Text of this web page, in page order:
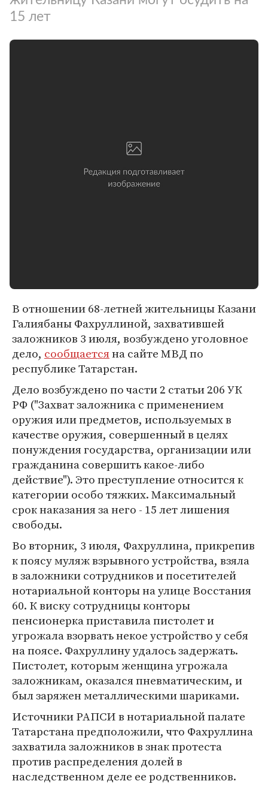
15 лет
В отношении 68-летней жительницы Казани
Галиябаны Фахруллиной, захватившей
заложников 3 июля, возбуждено уголовное
дело, сообщаетсяна сайте МВД по
республике Татарстан.
Дело возбуждено по части 2 статьи 206 УК
РФ ("Захват заложника с применением
оружия или предметов, используемых в
качестве оружия, совершенный в целях
понуждения государства, организации или
гражданина совершить какое-либо
действие"). Это преступление относится к
категории особо тяжких. Максимальный
срок наказания за него - 15 лет лишения
свободы.
Во вторник, 3 июля, Фахруллина, прикрепив
к поясу муляж взрывного устройства, взяла
в заложники сотрудников и посетителей
нотариальной конторы на улице Восстания
60. К виску сотрудницы конторы
пенсионерка приставила пистолет и
угрожала взорвать некое устройство у себя
на поясе. Фахруллину удалось задержать.
Пистолет, которым женщина угрожала
заложникам, оказался пневматическим, и
был заряжен металлическими шариками.
Источники РАПСИ в нотариальной палате
Татарстана предположили, что Фахруллина
захватила заложников в знак протеста
против распределения долей в
наследственном деле ее родственников.